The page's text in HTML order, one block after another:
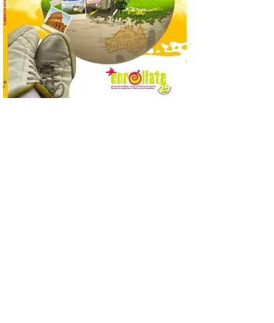
Incide en que el eclipse se
verá desde múltiples
puntos de la ciudad, por lo
que no será necesario
desplazarse y se
recomienda no acudir a Gijón/Xixón en
coche ni usarlo ese día. Los accesos a
la Campa Torres y La […]